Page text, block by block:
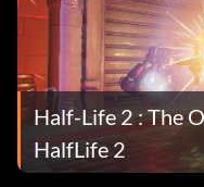
Half-Life 2 : The
HalfLife 2